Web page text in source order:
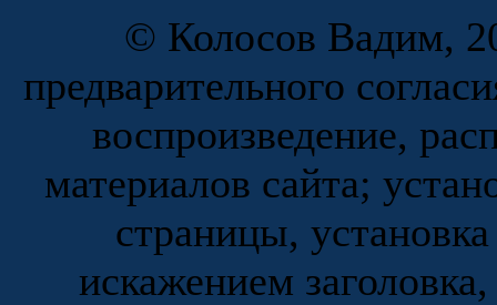
© Колосов Вадим,
предварительного
воспроизведение,
материалов сайта;
страницы,
искажением